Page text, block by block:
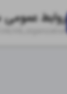
irib_organization